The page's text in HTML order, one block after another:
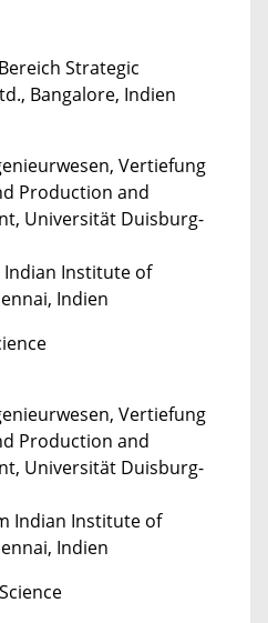
Strategic
Bangalore, Indien
Vertiefung
Production and
Universität Duisburg-
Institute of
Indien
Vertiefung
Production and
Universität Duisburg-
Indian Institute of
Indien